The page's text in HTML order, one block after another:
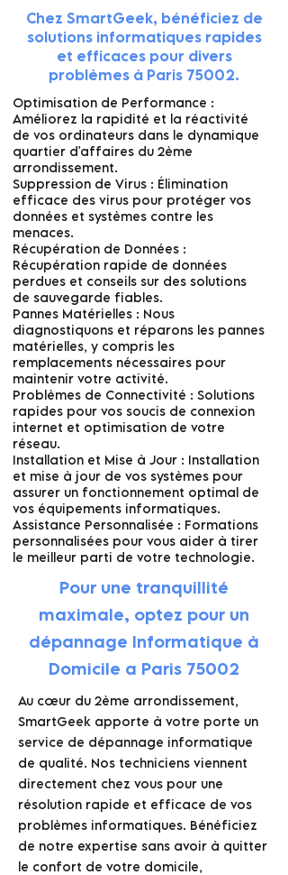
Chez SmartGeek, bénéficiez de
solutions informatiques rapides
et efficaces pour divers
problèmes à Paris 75002.
Optimisation de Performance :
Améliorez la rapidité et la réactivité
de vos ordinateurs dans le dynamique
quartier d'affaires du 2ème
arrondissement.
Suppression de Virus : Élimination
efficace des virus pour protéger vos
données et systèmes contre les
menaces.
Récupération de Données :
Récupération rapide de données
perdues et conseils sur des solutions
de sauvegarde fiables.
Pannes Matérielles : Nous
diagnostiquons et réparons les pannes
matérielles, y compris les
remplacements nécessaires pour
maintenir votre activité.
Problèmes de Connectivité : Solutions
rapides pour vos soucis de connexion
internet et optimisation de votre
réseau.
Installation et Mise à Jour : Installation
et mise à jour de vos systèmes pour
assurer un fonctionnement optimal de
vos équipements informatiques.
Assistance Personnalisée : Formations
personnalisées pour vous aider à tirer
le meilleur parti de votre technologie.
​Pour une tranquillité
maximale, optez pour un
dépannage Informatique à
Domicile a Paris 75002
Au cœur du 2ème arrondissement,
SmartGeek apporte à votre porte un
service de dépannage informatique
de qualité. Nos techniciens viennent
directement chez vous pour une
résolution rapide et efficace de vos
problèmes informatiques. Bénéficiez
de notre expertise sans avoir à quitter
le confort de votre domicile,